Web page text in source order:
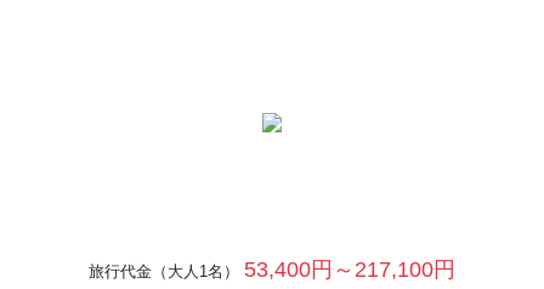
旅行代金（大人1名） 53,400円～217,100円